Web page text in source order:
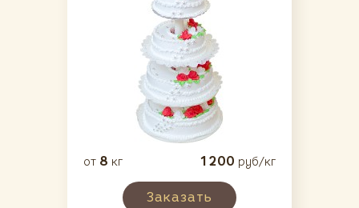
от 8 кг 1200 руб/кг
Заказать